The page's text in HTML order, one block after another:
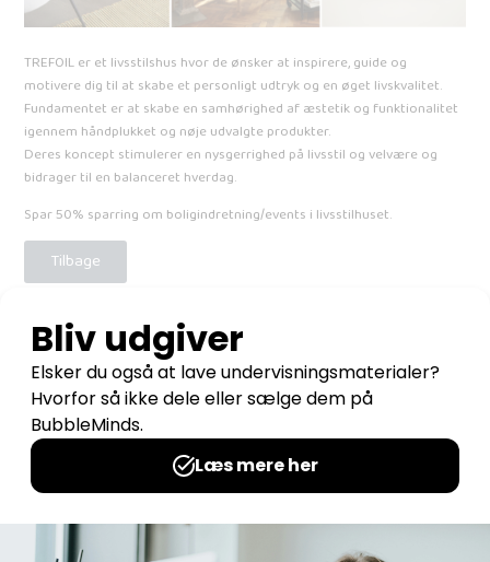
TREFOIL er et livsstilshus hvor de ønsker at inspirere, guide og
motivere dig til at skabe et personligt udtryk og en øget livskvalitet.
Fundamentet er at skabe en samhørighed af æstetik og funktionalitet
igennem håndplukket og nøje udvalgte produkter.
Deres koncept stimulerer en nysgerrighed på livsstil og velvære og
bidrager til en balanceret hverdag.
Spar 50% sparring om boligindretning/events i livsstilhuset.
Tilbage
BubbleMinds
3600
CVR: 38 12 35 13